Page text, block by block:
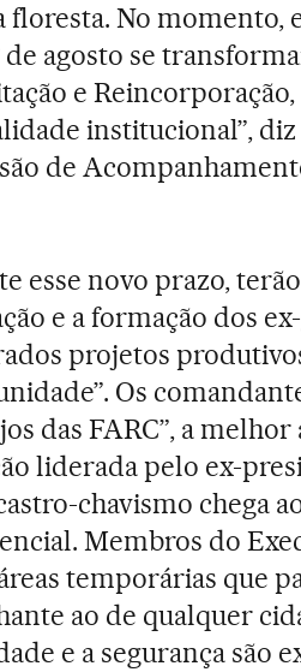
floresta. No momento,
de agosto se
e
institucional”,
de
esse novo prazo,
e a formação dos
projetos
Os
das FARC”, a
liderada pelo ex-
chavismo chega
Membros do
temporárias que
ao de qualquer
e a segurança são